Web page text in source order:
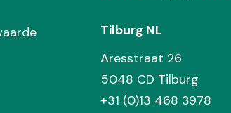
Tilburg NL
Aresstraat 26
5048 CD Tilburg
+31 (0)13 468 3978